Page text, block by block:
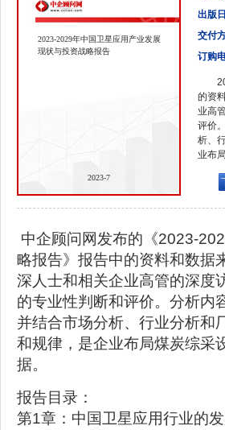
2023-2029年中国卫星应用产业发展
现状与投资战略报告
2023-7
出版
交付
订购
的资
业高
评价
析、
业布
中企顾问网发布的《2023-
略报告》报告中的资料和数据
深人士和相关企业高管的深度
的专业性判断和评价。分析内
并结合市场分析、行业分析和
和规律，是企业布局煤炭综采
据。
报告目录：
第1章：中国卫星应用行业的